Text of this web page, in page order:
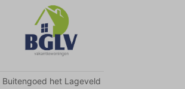
Buitengoed het Lageveld